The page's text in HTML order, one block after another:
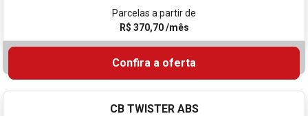
Parcelas a partir de
R$ 370,70 /mês
Confira a oferta
CB TWISTER ABS